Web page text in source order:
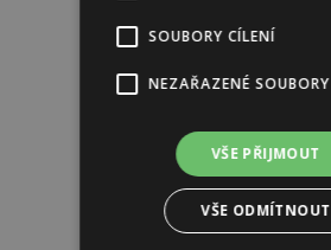
SOUBORY CÍLENÍ
NEZAŘAZENÉ SOUBORY
VŠE PŘIJMOUT
VŠE ODMÍTNOUT